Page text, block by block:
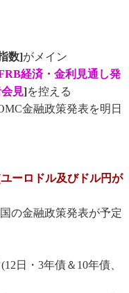
数]がメイン
経済・金利見通し発
見]を控える
金融政策発表を明日
ーロドル及びドル円が
の金融政策発表が予定
日・3年債＆10年債、